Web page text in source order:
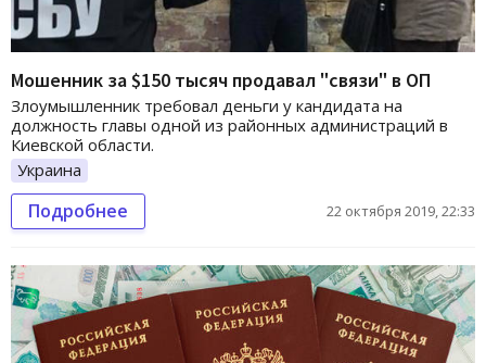
Мошенник за $150 тысяч продавал "связи" в ОП
Злоумышленник требовал деньги у кандидата на
должность главы одной из районных администраций в
Киевской области.
Украина
Подробнее 22 октября 2019, 22:33